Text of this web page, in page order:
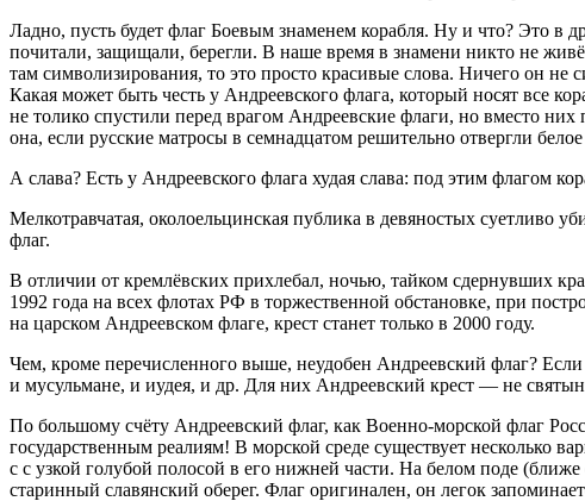
Ладно, пусть будет флаг Боевым знаменем корабля. Ну и что? Это в
почитали, защищали, берегли. В наше время в знамени никто не
там символизирования, то это просто красивые слова. Ничего он не
Какая может быть честь у Андреевского флага, который носят все
не толико спустили перед врагом Андреевские флаги, но вместо
она, если русские матросы в семнадцатом решительно отвергли
А слава? Есть у Андреевского флага худая слава: под этим флагом
Мелкотравчатая, околоельцинская публика в девяностых суетливо
флаг.
В отличии от кремлёвских прихлебал, ночью, тайком сдернувших
1992 года на всех флотах РФ в торжественной обстановке, при
на царском Андреевском флаге, крест станет только в 2000 году.
Чем, кроме перечисленного выше, неудобен Андреевский флаг?
и мусульмане, и иудея, и др. Для них Андреевский крест — не
По большому счёту Андреевский флаг, как Военно-морской флаг
государственным реалиям! В морской среде существует несколько
с с узкой голубой полосой в его нижней части. На белом поде
старинный славянский оберег. Флаг оригинален, он легок